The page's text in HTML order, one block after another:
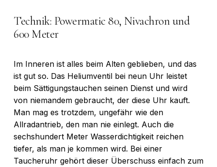
Technik: Powermatic 80, Nivachron und
600 Meter
Im Inneren ist alles beim Alten geblieben, und das
ist gut so. Das Heliumventil bei neun Uhr leistet
beim Sättigungstauchen seinen Dienst und wird
von niemandem gebraucht, der diese Uhr kauft.
Man mag es trotzdem, ungefähr wie den
Allradantrieb, den man nie einlegt. Auch die
sechshundert Meter Wasserdichtigkeit reichen
tiefer, als man je kommen wird. Bei einer
Taucheruhr gehört dieser Überschuss einfach zum